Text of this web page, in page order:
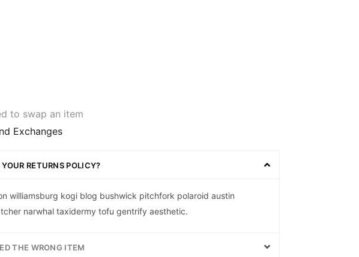
to swap an item
Exchanges
RETURNS POLICY?
williamsburg kogi blog bushwick pitchfork polaroid austin
narwhal taxidermy tofu gentrify aesthetic.
THE WRONG ITEM